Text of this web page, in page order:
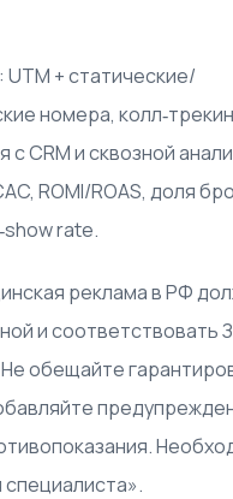
UTM + статические/
номера,
с CRM и сквозной
ROMI/ROAS, доля
rate.
реклама в РФ
и соответствовать
обещайте